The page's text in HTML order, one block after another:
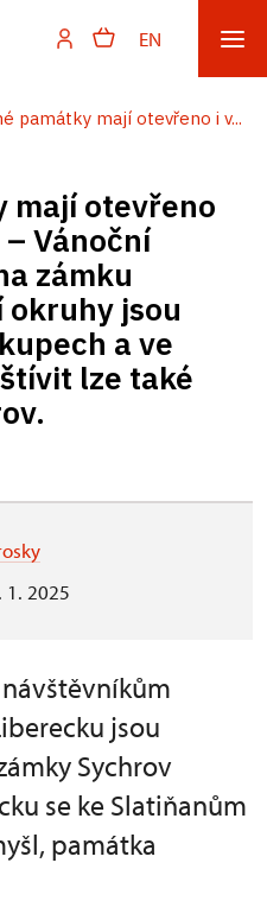
EN
památky mají otevřeno i v...
mají otevřeno
Vánoční
zámku
jsou
a ve
lze také
1. 2025
jsou
Sychrov
se ke Slatiňanům
památka